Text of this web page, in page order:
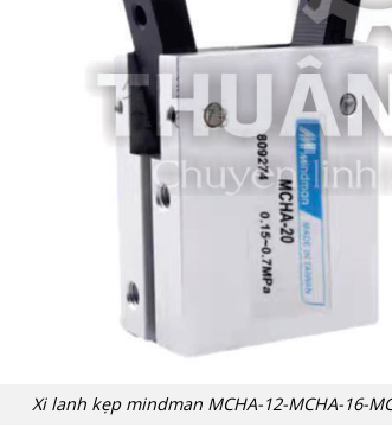
Xi lanh kẹp mindman MCHA-12-MCHA-16-